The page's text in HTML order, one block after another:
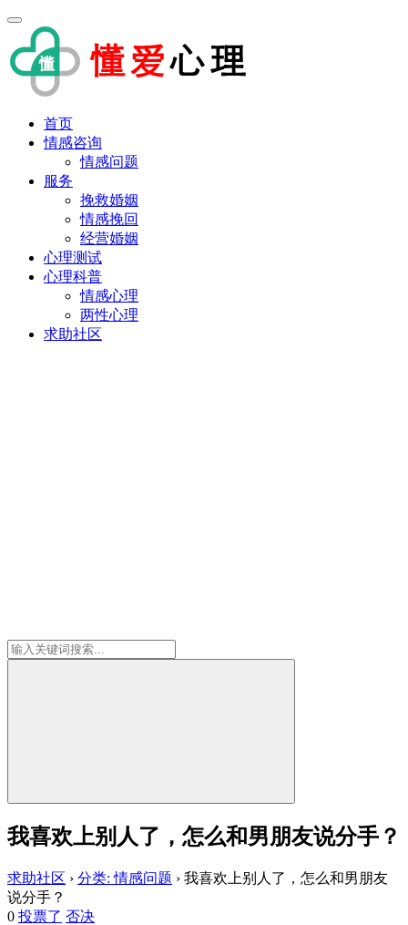
首页
情感咨询
情感问题
服务
挽救婚姻
情感挽回
经营婚姻
心理测试
心理科普
情感心理
两性心理
求助社区
我喜欢上别人了，怎么和男朋友说分手？
求助社区 › 分类: 情感问题 › 我喜欢上别人了，怎么和男朋友
说分手？
0 投票了 否决